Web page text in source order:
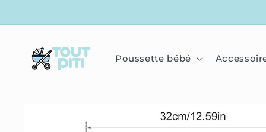
ET
AU
CONTENU
Poussette bébé